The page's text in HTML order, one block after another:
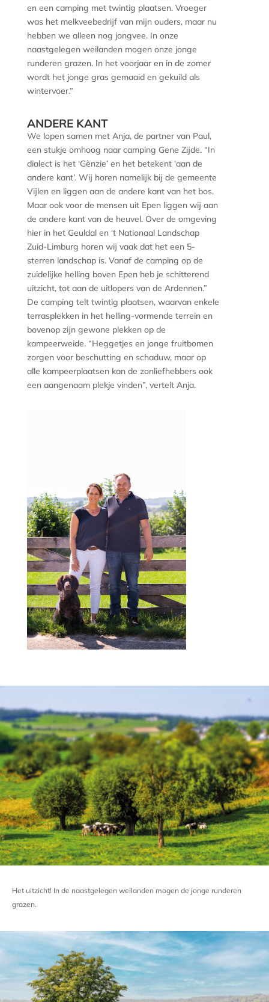
en een camping met twintig plaatsen. Vroeger
was het melkveebedrijf van mijn ouders, maar nu
hebben we alleen nog jongvee. In onze
naastgelegen weilanden mogen onze jonge
runderen grazen. In het voorjaar en in de zomer
wordt het jonge gras gemaaid en gekuild als
wintervoer.”
ANDERE KANT
We lopen samen met Anja, de partner van Paul,
een stukje omhoog naar camping Gene Zijde. “In
dialect is het ‘Gènzie’ en het betekent ‘aan de
andere kant’. Wij horen namelijk bij de gemeente
Vijlen en liggen aan de andere kant van het bos.
Maar ook voor de mensen uit Epen liggen wij aan
de andere kant van de heuvel. Over de omgeving
hier in het Geuldal en ‘t Nationaal Landschap
Zuid-Limburg horen wij vaak dat het een 5-
sterren landschap is. Vanaf de camping op de
zuidelijke helling boven Epen heb je schitterend
uitzicht, tot aan de uitlopers van de Ardennen.”
De camping telt twintig plaatsen, waarvan enkele
terrasplekken in het helling-vormende terrein en
bovenop zijn gewone plekken op de
kampeerweide. “Heggetjes en jonge fruitbomen
zorgen voor beschutting en schaduw, maar op
alle kampeerplaatsen kan de zonliefhebbers ook
een aangenaam plekje vinden”, vertelt Anja.
Het uitzicht! In de naastgelegen weilanden mogen de jonge runderen
grazen.